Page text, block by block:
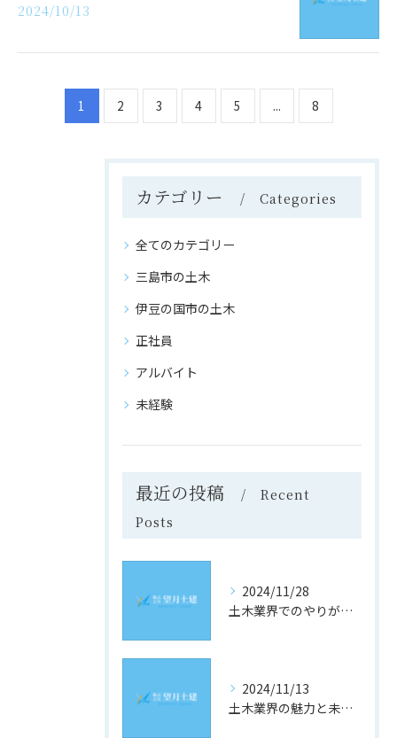
2024/10/13
1 2 3 4 5 ... 8
カテゴリー Categories
全てのカテゴリー
三島市の土木
伊豆の国市の土木
正社員
アルバイト
未経験
最近の投稿
Recent
Posts
2024/11/28
土木業界でのやりがいと成長の道
2024/11/13
土木業界の魅力と未来への道